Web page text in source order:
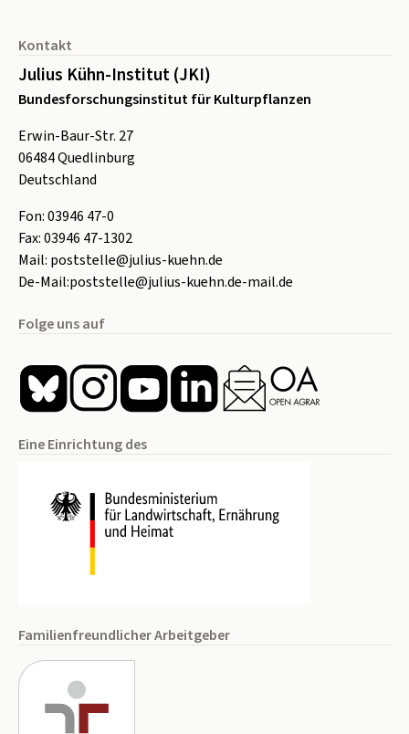
Kontakt
Julius Kühn-Institut (JKI)
Bundesforschungsinstitut für Kulturpflanzen
Erwin-Baur-Str. 27
06484Quedlinburg
Deutschland
Fon:03946 47-0
Fax:03946 47-1302
Mail: poststelle@julius-kuehn.de
De-Mail:poststelle@julius-kuehn.de-mail.de
Folge uns auf
Eine Einrichtung des
Familienfreundlicher Arbeitgeber